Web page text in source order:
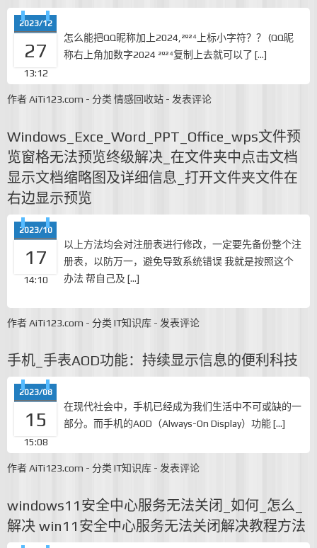
2023/12
27
13:12
怎么能把QQ昵称加上2024,²º²⁴上标小字符？？ (QQ昵
称右上角加数字2024 ²º²⁴复制上去就可以了 […]
作者AiTi123.com - 分类 情感回收站 - 发表评论
Windows_Exce_Word_PPT_Office_wps文件预
览窗格无法预览终级解决_在文件夹中点击文档
显示文档缩略图及详细信息_打开文件夹文件在
右边显示预览
2023/10
17
14:10
以上方法均会对注册表进行修改，一定要先备份整个注
册表，以防万一，避免导致系统错误 我就是按照这个
办法 帮自己及 […]
作者AiTi123.com - 分类 IT知识库 - 发表评论
手机_手表AOD功能：持续显示信息的便利科技
2023/08
15
15:08
在现代社会中，手机已经成为我们生活中不可或缺的一
部分。而手机的AOD（Always-On Display）功能 […]
作者AiTi123.com - 分类 IT知识库 - 发表评论
windows11安全中心服务无法关闭_如何_怎么_
解决 win11安全中心服务无法关闭解决教程方法